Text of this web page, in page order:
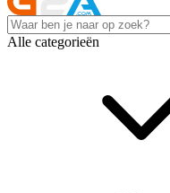
Alle categorieën